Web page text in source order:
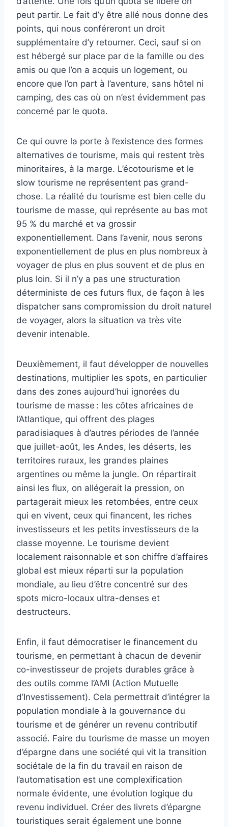
peut partir. Le fait d’y être allé nous donne des
points, qui nous conféreront un droit
supplémentaire d’y retourner. Ceci, sauf si on
est hébergé sur place par de la famille ou des
amis ou que l’on a acquis un logement, ou
encore que l’on part à l’aventure, sans hôtel ni
camping, des cas où on n’est évidemment pas
concerné par le quota.
Ce qui ouvre la porte à l’existence des formes
alternatives de tourisme, mais qui restent très
minoritaires, à la marge. L’écotourisme et le
slow tourisme ne représentent pas grand-
chose. La réalité du tourisme est bien celle du
tourisme de masse, qui représente au bas mot
95 % du marché et va grossir
exponentiellement. Dans l’avenir, nous serons
exponentiellement de plus en plus nombreux à
voyager de plus en plus souvent et de plus en
plus loin. Si il n’y a pas une structuration
déterministe de ces futurs flux, de façon à les
dispatcher sans compromission du droit naturel
de voyager, alors la situation va très vite
devenir intenable.
Deuxièmement, il faut développer de nouvelles
destinations, multiplier les spots, en particulier
dans des zones aujourd’hui ignorées du
tourisme de masse : les côtes africaines de
l’Atlantique, qui offrent des plages
paradisiaques à d’autres périodes de l’année
que juillet-août, les Andes, les déserts, les
territoires ruraux, les grandes plaines
argentines ou même la jungle. On répartirait
ainsi les flux, on allégerait la pression, on
partagerait mieux les retombées, entre ceux
qui en vivent, ceux qui financent, les riches
investisseurs et les petits investisseurs de la
classe moyenne. Le tourisme devient
localement raisonnable et son chiffre d’affaires
global est mieux réparti sur la population
mondiale, au lieu d’être concentré sur des
spots micro-locaux ultra-denses et
destructeurs.
Enfin, il faut démocratiser le financement du
tourisme, en permettant à chacun de devenir
co-investisseur de projets durables grâce à
des outils comme l’AMI (Action Mutuelle
d’Investissement). Cela permettrait d’intégrer la
population mondiale à la gouvernance du
tourisme et de générer un revenu contributif
associé. Faire du tourisme de masse un moyen
d’épargne dans une société qui vit la transition
sociétale de la fin du travail en raison de
l’automatisation est une complexification
normale évidente, une évolution logique du
revenu individuel. Créer des livrets d’épargne
touristiques serait également une bonne